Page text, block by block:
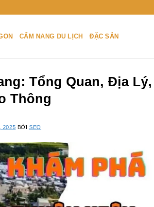
CẨM NANG DU LỊCH ĐẶC SẢN
Tổng Quan, Địa Lý,
Thông
2025 BỞI SEO